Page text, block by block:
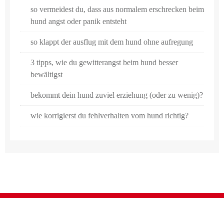
so vermeidest du, dass aus normalem erschrecken beim
hund angst oder panik entsteht
so klappt der ausflug mit dem hund ohne aufregung
3 tipps, wie du gewitterangst beim hund besser
bewältigst
bekommt dein hund zuviel erziehung (oder zu wenig)?
wie korrigierst du fehlverhalten vom hund richtig?